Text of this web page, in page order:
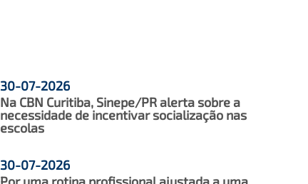
30-07-2026
Na CBN Curitiba, Sinepe/PR alerta sobre a
necessidade de incentivar socialização nas
escolas
30-07-2026